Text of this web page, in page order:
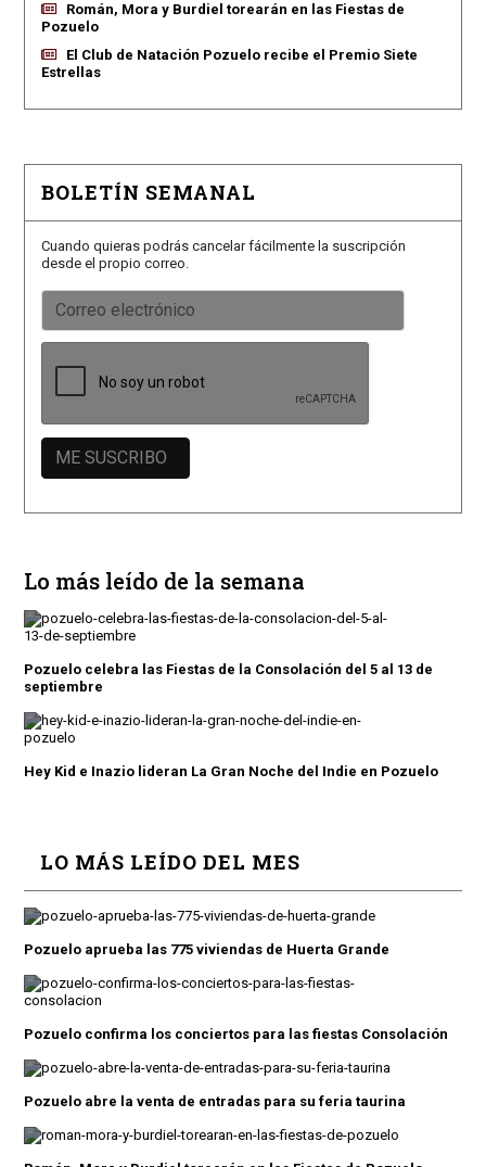
Román, Mora y Burdiel torearán en las Fiestas de
Pozuelo
El Club de Natación Pozuelo recibe el Premio Siete
Estrellas
BOLETÍN SEMANAL
Cuando quieras podrás cancelar fácilmente la suscripción
desde el propio correo.
Lo más leído de la semana
Pozuelo celebra las Fiestas de la Consolación del 5 al 13 de
septiembre
Hey Kid e Inazio lideran La Gran Noche del Indie en Pozuelo
LO MÁS LEÍDO DEL MES
Pozuelo aprueba las 775 viviendas de Huerta Grande
Pozuelo confirma los conciertos para las fiestas Consolación
Pozuelo abre la venta de entradas para su feria taurina